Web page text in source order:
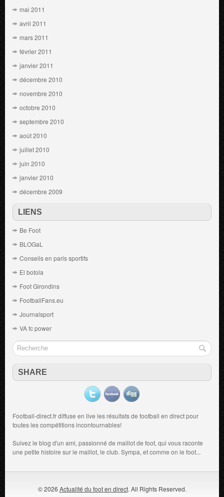
mai 2011
avril 2011
mars 2011
février 2011
janvier 2011
décembre 2010
novembre 2010
octobre 2010
septembre 2010
août 2010
juillet 2010
juin 2010
janvier 2010
décembre 2009
LIENS
Be Foot
BLOGaL
Conseils en paris sportifs
El botola
Foot Girondins
FootballFans.eu
Journalsport
VA fc power
SHARE
Football-direct.fr diffuse en live les résultats de football en directpour
toutes les compétitions incontournables!
Suivez le blog d'un ami, passionné de maillot de foot, qui vous raconte
une petite histoire sur le maillot, le club. Sympa, et comme on le foot...
© 2026 Actualité du foot en direct. All Rights Reserved.